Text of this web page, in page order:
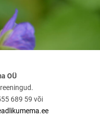
OÜ
689 59 või